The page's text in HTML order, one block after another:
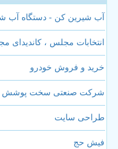
آب شیرین کن - دستگاه آب
انتخابات مجلس ، کاندیدای
خرید و فروش خودرو
شرکت صنعتی سخت پوشش
طراحی سایت
فیش حج